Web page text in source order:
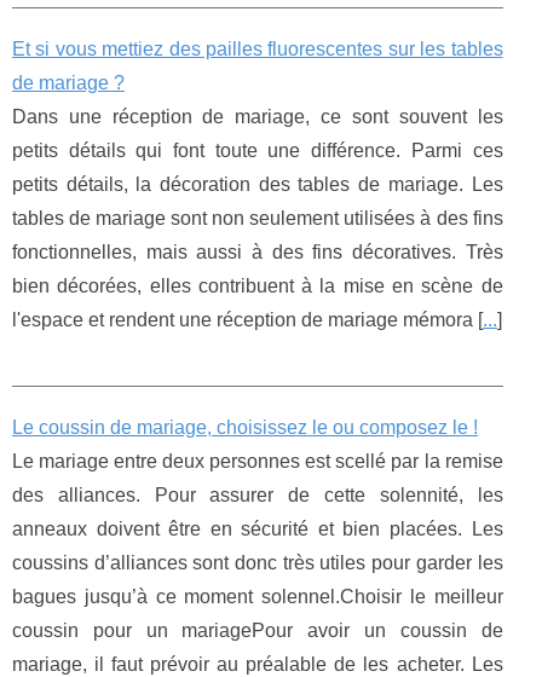
Et si vous mettiez des pailles fluorescentes sur les tables
de mariage ?
Dans une réception de mariage, ce sont souvent les
petits détails qui font toute une différence. Parmi ces
petits détails, la décoration des tables de mariage. Les
tables de mariage sont non seulement utilisées à des fins
fonctionnelles, mais aussi à des fins décoratives. Très
bien décorées, elles contribuent à la mise en scène de
l'espace et rendent une réception de mariage mémora [...]
Le coussin de mariage, choisissez le ou composez le !
Le mariage entre deux personnes est scellé par la remise
des alliances. Pour assurer de cette solennité, les
anneaux doivent être en sécurité et bien placées. Les
coussins d’alliances sont donc très utiles pour garder les
bagues jusqu’à ce moment solennel.Choisir le meilleur
coussin pour un mariagePour avoir un coussin de
mariage, il faut prévoir au préalable de les acheter. Les